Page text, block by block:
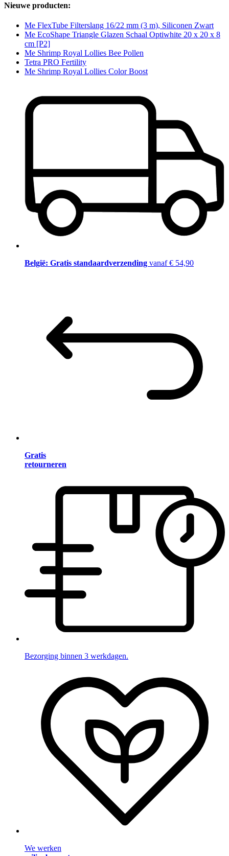
Nieuwe producten:
Me FlexTube Filterslang 16/22 mm (3 m), Siliconen Zwart
Me EcoShape Triangle Glazen Schaal Optiwhite 20 x 20 x 8
cm [P2]
Me Shrimp Royal Lollies Bee Pollen
Tetra PRO Fertility
Me Shrimp Royal Lollies Color Boost
België: Gratis standaardverzending vanaf € 54,90
Gratis
retourneren
Bezorging binnen 3 werkdagen.
We werken